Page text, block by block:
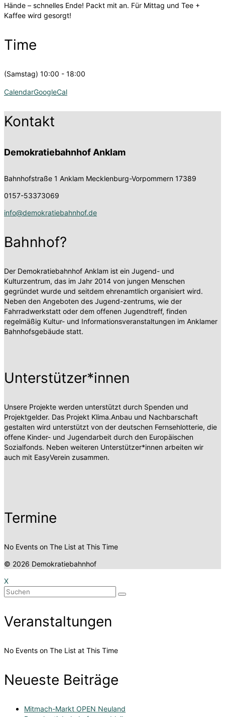
Hände – schnelles Ende! Packt mit an. Für Mittag und Tee +
Kaffee wird gesorgt!
Time
(Samstag) 10:00 - 18:00
CalendarGoogleCal
Kontakt
Demokratiebahnhof Anklam
Bahnhofstraße 1 Anklam Mecklenburg-Vorpommern 17389
0157-53373069
info@demokratiebahnhof.de
Bahnhof?
Der Demokratiebahnhof Anklam ist ein Jugend- und
Kulturzentrum, das im Jahr 2014 von jungen Menschen
gegründet wurde und seitdem ehrenamtlich organisiert wird.
Neben den Angeboten des Jugend-zentrums, wie der
Fahrradwerkstatt oder dem offenen Jugendtreff, finden
regelmäßig Kultur- und Informationsveranstaltungen im Anklamer
Bahnhofsgebäude statt.
Unterstützer*innen
Unsere Projekte werden unterstützt durch Spenden und
Projektgelder. Das Projekt Klima.Anbau und Nachbarschaft
gestalten wird unterstützt von der deutschen Fernsehlotterie, die
offene Kinder- und Jugendarbeit durch den Europäischen
Sozialfonds. Neben weiteren Unterstützer*innen arbeiten wir
auch mit EasyVerein zusammen.
Termine
No Events on The List at This Time
© 2026 Demokratiebahnhof
X
Suchen
Veranstaltungen
No Events on The List at This Time
Neueste Beiträge
Mitmach-Markt OPEN Neuland